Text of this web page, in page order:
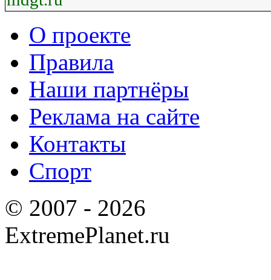
О проекте
Правила
Наши партнёры
Реклама на сайте
Контакты
Спорт
© 2007 - 2026
ExtremePlanet.ru